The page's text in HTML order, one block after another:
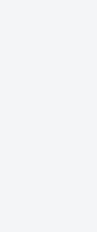
рукав
проката.
в магазинах
сноровке
45